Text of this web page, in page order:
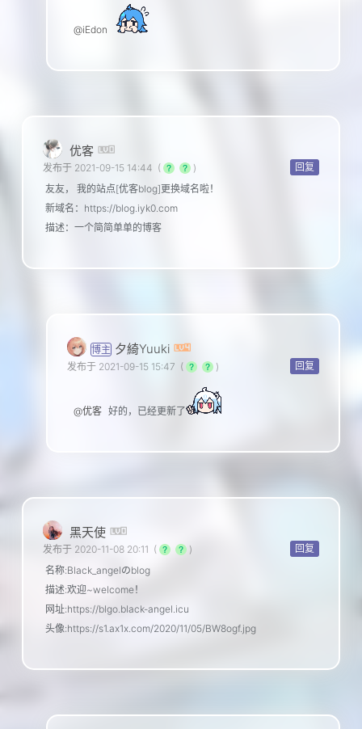
@iEdon
优客
回复
发布于 2021-09-15 14:44 (
)
友友， 我的站点[优客blog]更换域名啦！
新域名：https://blog.iyk0.com
描述：一个简简单单的博客
博主 夕綺Yuuki
回复
发布于 2021-09-15 15:47 ( )
@优客 好的，已经更新了
黑天使
回复
发布于 2020-11-08 20:11 (
)
名称:Black_angelのblog
描述:欢迎~welcome！
网址:https://blgo.black-angel.icu
头像:https://s1.ax1x.com/2020/11/05/BW8ogf.jpg